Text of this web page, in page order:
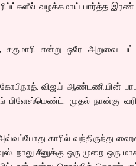
வழக்கமாய் பார்த்த
என்று ஒரே அறுவை
கோபிநாத். விஜய் ஆண்டணியின்
பிளேஸ்மெண்ட். முதல் நான்கு
காரில் வந்திருந்து
நாலு சீனுக்கு ஒரு முறை ஒரு